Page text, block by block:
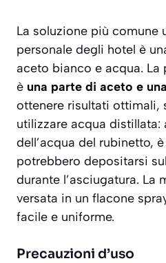
La soluzione più comune
personale degli hotel è
aceto bianco e acqua. La
è una parte di aceto e
ottenere risultati ottimali,
utilizzare acqua distillata:
dell’acqua del rubinetto,
potrebbero depositarsi
durante l’asciugatura. La
versata in un flacone
facile e uniforme.
Precauzioni d’uso